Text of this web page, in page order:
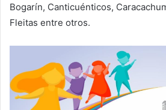
Bogarín, Canticuénticos,
Fleitas entre otros.